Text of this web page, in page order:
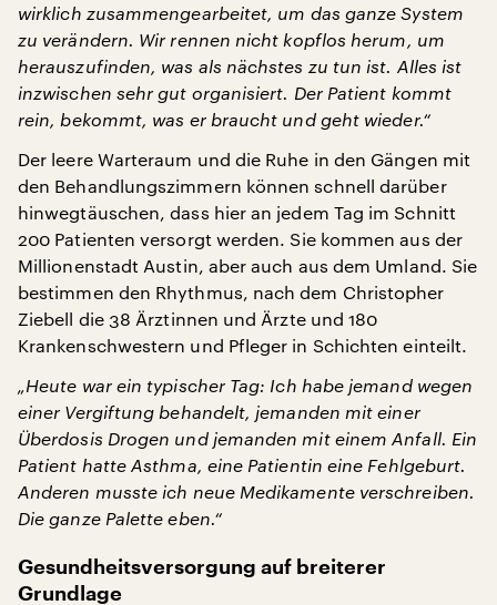
wirklich zusammengearbeitet, um das ganze System
zu verändern. Wir rennen nicht kopflos herum, um
herauszufinden, was als nächstes zu tun ist. Alles ist
inzwischen sehr gut organisiert. Der Patient kommt
rein, bekommt, was er braucht und geht wieder.“
Der leere Warteraum und die Ruhe in den Gängen mit
den Behandlungszimmern können schnell darüber
hinwegtäuschen, dass hier an jedem Tag im Schnitt
200 Patienten versorgt werden. Sie kommen aus der
Millionenstadt Austin, aber auch aus dem Umland. Sie
bestimmen den Rhythmus, nach dem Christopher
Ziebell die 38 Ärztinnen und Ärzte und 180
Krankenschwestern und Pfleger in Schichten einteilt.
„Heute war ein typischer Tag: Ich habe jemand wegen
einer Vergiftung behandelt, jemanden mit einer
Überdosis Drogen und jemanden mit einem Anfall. Ein
Patient hatte Asthma, eine Patientin eine Fehlgeburt.
Anderen musste ich neue Medikamente verschreiben.
Die ganze Palette eben.“
Gesundheitsversorgung auf breiterer
Grundlage